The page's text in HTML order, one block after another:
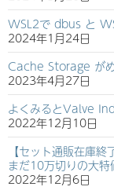
WSL2で dbus と
2024年1月24日
Cache Storage が
2023年4月27日
よくみるとValve
2022年12月10日
【セット通販在庫
まだ10万切りの大特
2022年12月6日